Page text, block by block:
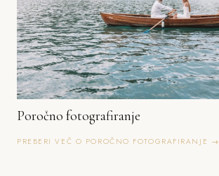
Poročno fotografiranje
PREBERI VEČ O POROČNO FOTOGRAFIRANJE →